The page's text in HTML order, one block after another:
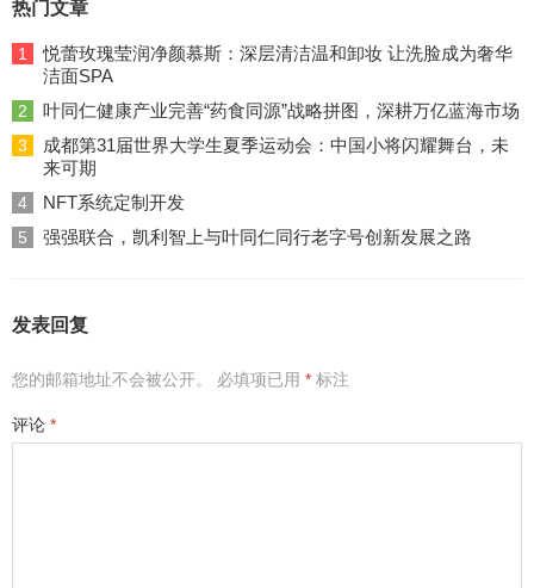
热门文章
1
悦蕾玫瑰莹润净颜慕斯：深层清洁温和卸妆 让洗脸成为奢华
洁面SPA
2 叶同仁健康产业完善“药食同源”战略拼图，深耕万亿蓝海市场
3
成都第31届世界大学生夏季运动会：中国小将闪耀舞台，未
来可期
4 NFT系统定制开发
5 强强联合，凯利智上与叶同仁同行老字号创新发展之路
发表回复
您的邮箱地址不会被公开。 必填项已用 * 标注
评论 *